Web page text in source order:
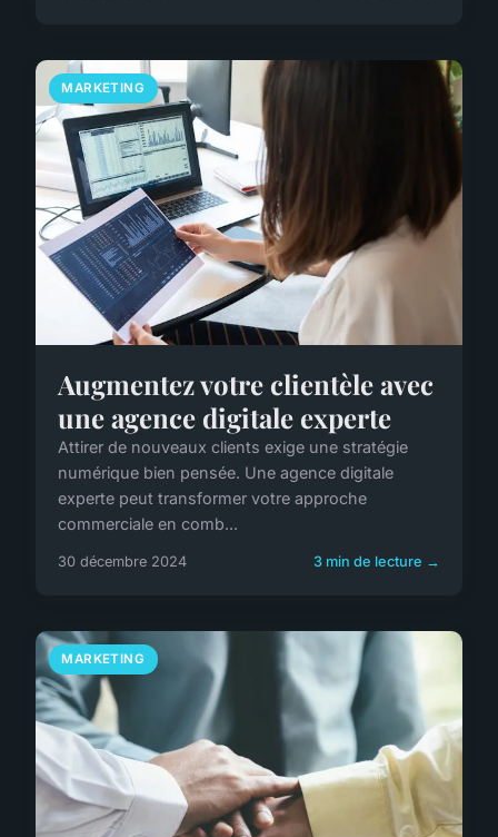
MARKETING
Augmentez votre clientèle avec
une agence digitale experte
Attirer de nouveaux clients exige une stratégie
numérique bien pensée. Une agence digitale
experte peut transformer votre approche
commerciale en comb...
30 décembre 2024 3 min de lecture →
MARKETING